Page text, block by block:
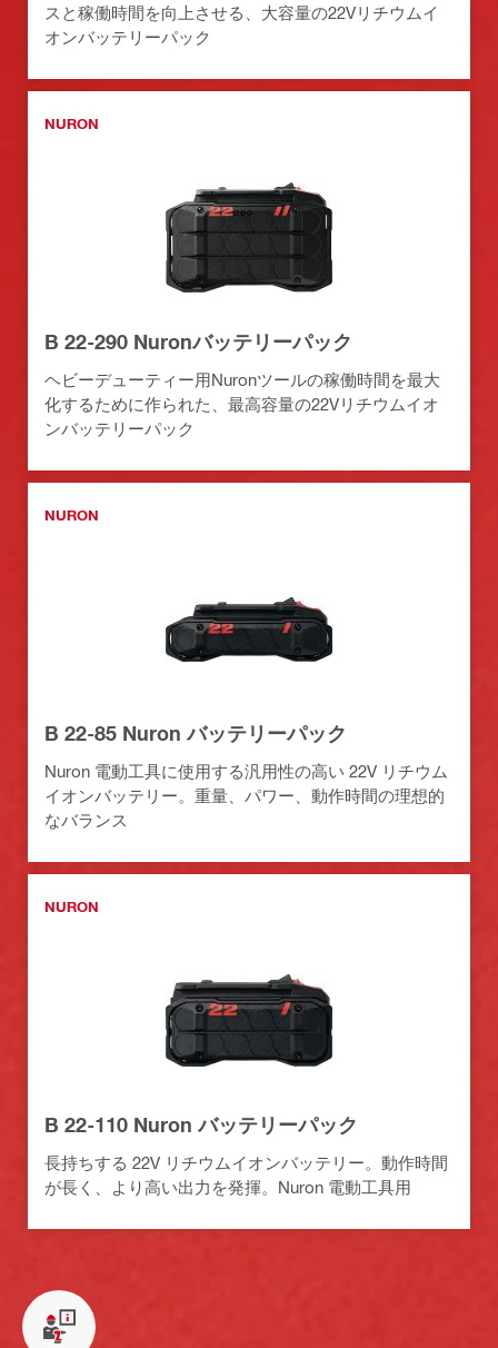
スと稼働時間を向上させる、大容量の22Vリチウムイ
オンバッテリーパック
NURON
B 22-290 Nuronバッテリーパック
ヘビーデューティー用Nuronツールの稼働時間を最大
化するために作られた、最高容量の22Vリチウムイオ
ンバッテリーパック
NURON
B 22-85 Nuron バッテリーパック
Nuron 電動工具に使用する汎用性の高い 22V リチウム
イオンバッテリー。重量、パワー、動作時間の理想的
なバランス
NURON
B 22-110 Nuron バッテリーパック
長持ちする 22V リチウムイオンバッテリー。動作時間
が長く、より高い出力を発揮。Nuron 電動工具用